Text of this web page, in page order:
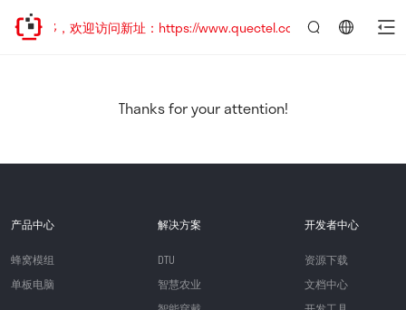
址已迁移，欢迎访问新址：https://www.quectel.com.cn
Thanks for your attention!
产品中心
蜂窝模组
单板电脑
解决方案
DTU
智慧农业
开发者中心
资源下载
文档中心